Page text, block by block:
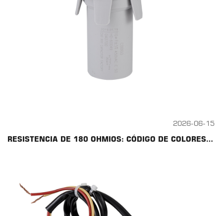
2026-06-15
RESISTENCIA DE 180 OHMIOS: CÓDIGO DE COLORES, TIPOS, USOS Y GUÍA DE CONDENSADORES CBB60